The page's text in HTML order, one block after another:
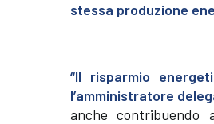
stessa produzione
“Il risparmio
l’amministratore
anche